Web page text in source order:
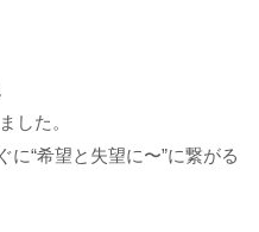
した。
“希望と失望に〜”に繋がる